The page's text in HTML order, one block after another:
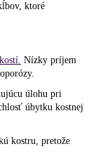
ktoré
kostí. Nízky príjem
úlohu pri
úbytku kostnej
kostru, pretože